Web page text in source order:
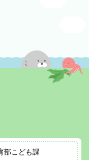
部こども課